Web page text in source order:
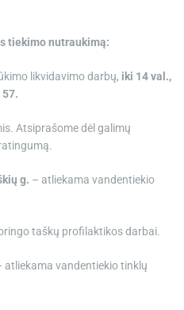
tiekimo nutraukimą:
likvidavimo darbų, iki 14 val.,
57.
Atsiprašome dėl galimų
g. – atliekama vandentiekio
taškų profilaktikos darbai.
atliekama vandentiekio tinklų